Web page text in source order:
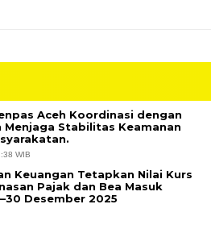
Aceh Koordinasi dengan
Menjaga Stabilitas Keamanan
WIB
Keuangan Tetapkan Nilai Kurs
Pajak dan Bea Masuk
Desember 2025